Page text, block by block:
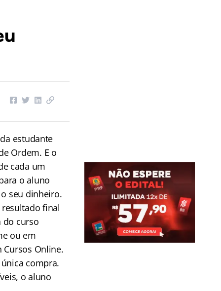
estudante
Ordem. E o
cada um
o aluno
seu dinheiro.
final
do curso
ou em
Cursos Online.
compra.
o aluno